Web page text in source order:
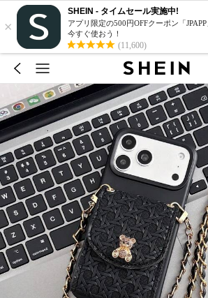
×
SHEIN - タイムセール実施中!
アプリ限定の500円OFFクーポン「JPAPP
今すぐ使おう！
(11,600)